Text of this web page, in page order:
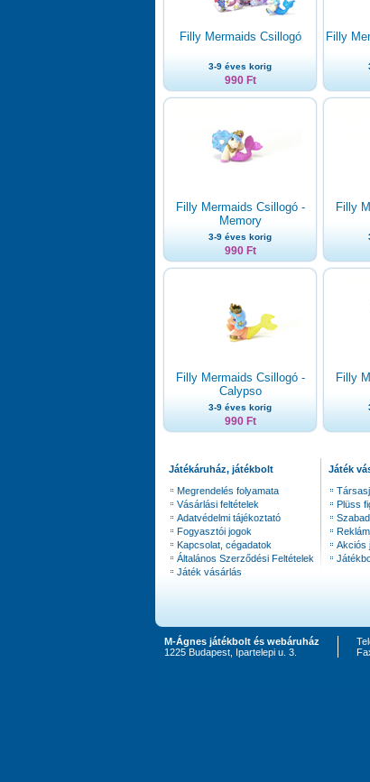
Filly Mermaids Csillogó
3-9 éves korig
990 Ft
Filly
Filly Mermaids Csillogó -
Memory
3-9 éves korig
990 Ft
Filly
Filly Mermaids Csillogó -
Calypso
3-9 éves korig
990 Ft
Filly
Játékáruház, játékbolt
Megrendelés folyamata
Vásárlási feltételek
Adatvédelmi tájékoztató
Fogyasztói jogok
Kapcsolat, cégadatok
Általános Szerződési Feltételek
Játék vásárlás
Játék
Plüss
Akciós
M-Ágnes játékbolt és webáruház
1225 Budapest, Ipartelepi u. 3.